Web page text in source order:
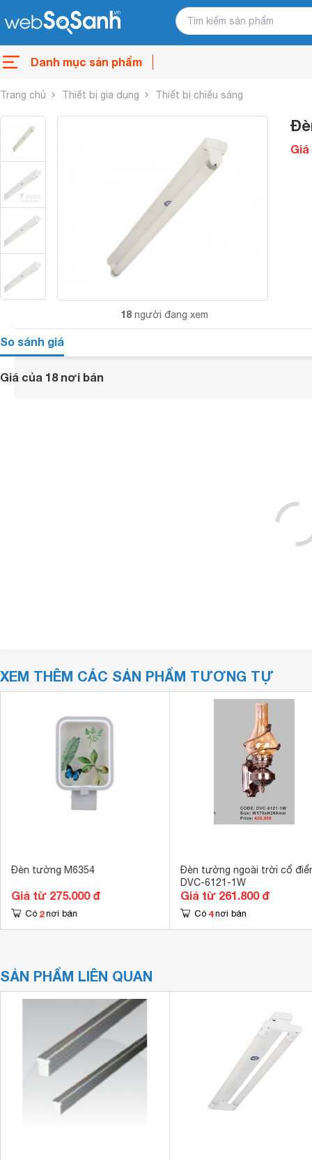
Danh mục sản phẩm
Trang chủ Thiết bị gia dụng Thiết bị chiếu sáng
18 người đang xem
So sánh giá
Giá của 18 nơi bán
XEM THÊM CÁC SẢN PHẨM TƯƠNG TỰ
Đèn tường M6354
Giá từ 275.000 đ
Có 2 nơi bán
Đèn tường ngoài trời cổ
DVC-6121-1W
Giá từ 261.800 đ
Có 4 nơi bán
SẢN PHẨM LIÊN QUAN